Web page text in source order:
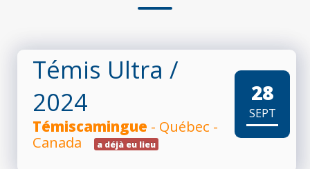
Témis Ultra /
2024
Témiscamingue - Québec -
Canada
a déjà eu lieu
28
SEPT